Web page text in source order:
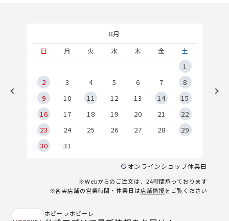
8月
日
月 火 水 木 金
土
1
2
3 4 5 6 7
8
9
10 11 12 13 14
15
16
17 18 19 20 21
22
23
24 25 26 27 28
29
30
31
オンラインショップ休業日
※Webからのご注文は、24時間承っております
※各実店舗の営業時間・休業日は店舗情報をご覧ください
ホビーラホビーレ